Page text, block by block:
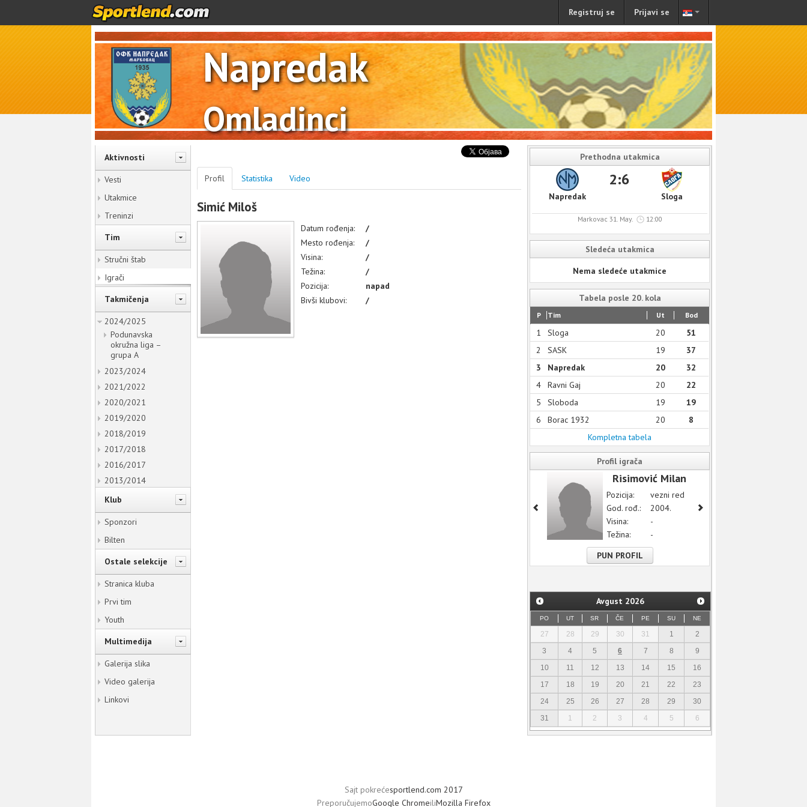
Registruj se Prijavi se
Napredak
Omladinci
Aktivnosti
Vesti
Utakmice
Treninzi
Tim
Stručni štab
Igrači
Takmičenja
2024/2025
Podunavska
okružna liga –
grupa A
2023/2024
2021/2022
2020/2021
2019/2020
2018/2019
2017/2018
2016/2017
2013/2014
Klub
Sponzori
Bilten
Ostale selekcije
Stranica kluba
Prvi tim
Youth
Multimedija
Galerija slika
Video galerija
Linkovi
Profil Statistika Video
Simić Miloš
Datum rođenja:
/
Mesto rođenja:
/
Visina:
/
Težina:
/
Pozicija:
napad
Bivši klubovi:
/
Prethodna utakmica
2:6
Napredak Sloga
Markovac 31. May. 12:00
Sledeća utakmica
Nema sledeće utakmice
Tabela posle 20. kola
P Tim Ut Bod
1 Sloga 20
51
2
SASK 19
37
3
Napredak 20
32
4
Ravni Gaj 20
22
5
Sloboda 19
19
6
Borac 1932 20
8
Kompletna tabela
Profil igrača
Risimović Milan
Pozicija:
vezni red
God. rođ.:
2004.
Visina:
-
Težina:
-
PUN PROFIL
Avgust 2026
PO UT SR ČE PE SU NE
27 28 29 30 31 1
2
3
4 5 6 7 8
9
10
11 12 13 14 15
16
17
18 19 20 21 22
23
24
25 26 27 28 29
30
31
1 2 3 4 5 6
Sajt pokrećesportlend.com 2017
PreporučujemoGoogle ChromeiliMozilla Firefox